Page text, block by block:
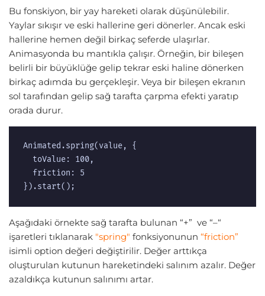
Bu fonskiyon, bir yay hareketi olarak düşünülebilir.
Yaylar sıkışır ve eski hallerine geri dönerler. Ancak eski
hallerine hemen değil birkaç seferde ulaşırlar.
Animasyonda bu mantıkla çalışır. Örneğin, bir bileşen
belirli bir büyüklüğe gelip tekrar eski haline dönerken
birkaç adımda bu gerçekleşir. Veya bir bileşen ekranın
sol tarafından gelip sağ tarafta çarpma efekti yaratıp
orada durur.
Animated.spring(value, {
}).start();
Aşağıdaki örnekte sağ tarafta bulunan “+” ve “–“
işaretleri tıklanarak "spring" fonksiyonunun “friction”
isimli option değeri değiştirilir. Değer arttıkça
oluşturulan kutunun hareketindeki salınım azalır. Değer
azaldıkça kutunun salınımı artar.